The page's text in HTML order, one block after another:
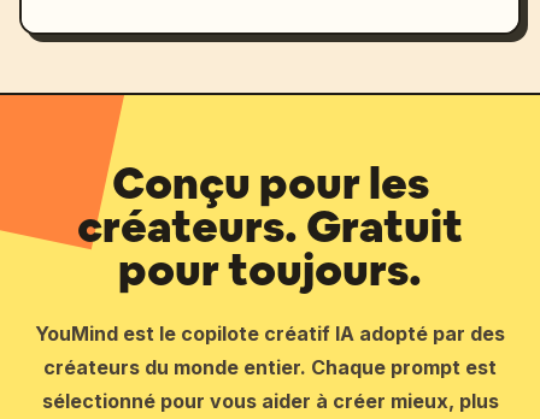
Conçu pour les
créateurs. Gratuit
pour toujours.
YouMind est le copilote créatif IA adopté par des
créateurs du monde entier. Chaque prompt est
sélectionné pour vous aider à créer mieux, plus